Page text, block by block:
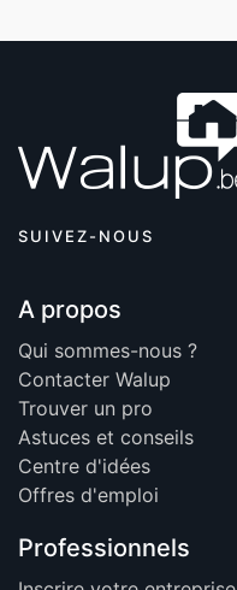
SUIVEZ-NOUS
A propos
Qui sommes-nous ?
Contacter Walup
Trouver un pro
Astuces et conseils
Centre d'idées
Offres d'emploi
Professionnels